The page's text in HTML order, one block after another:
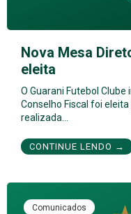
Nova Mesa
eleita
O Guarani Futebol
Conselho Fiscal foi
realizada…
CONTINUE LENDO →
Comunicados